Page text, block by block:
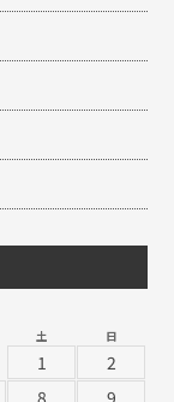
土 日
1
2
8
9